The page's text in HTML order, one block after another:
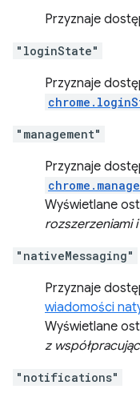
Przyznaje
"loginState"
Przyznaje
"management"
Przyznaje
Wyświetlane
rozszerzeniami
"nativeMessaging"
Przyznaje
wiadomości
Wyświetlane
z
"notifications"